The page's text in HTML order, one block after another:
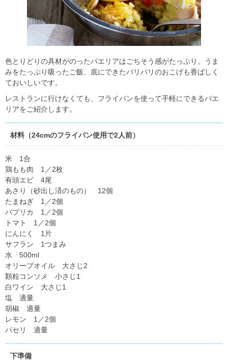
色とりどりの具材がのったパエリアはごちそう感がたっぷり。うま
みをたっぷり吸ったご飯、底にできたパリパリのおこげも香ばしく
ておいしいです。
レストランに行けなくても、フライパンを使って手軽にできるパエ
リアをご紹介します。
材料（24cmのフライパン使用で2人前）
米 1合
鶏もも肉 1／2枚
有頭エビ 4尾
あさり（砂出し済のもの） 12個
たまねぎ 1／2個
パプリカ 1／2個
トマト 1／2個
にんにく 1片
サフラン 1つまみ
水 500ml
オリーブオイル 大さじ2
顆粒コンソメ 小さじ1
白ワイン 大さじ1
塩 適量
胡椒 適量
レモン 1／2個
パセリ 適量
下準備